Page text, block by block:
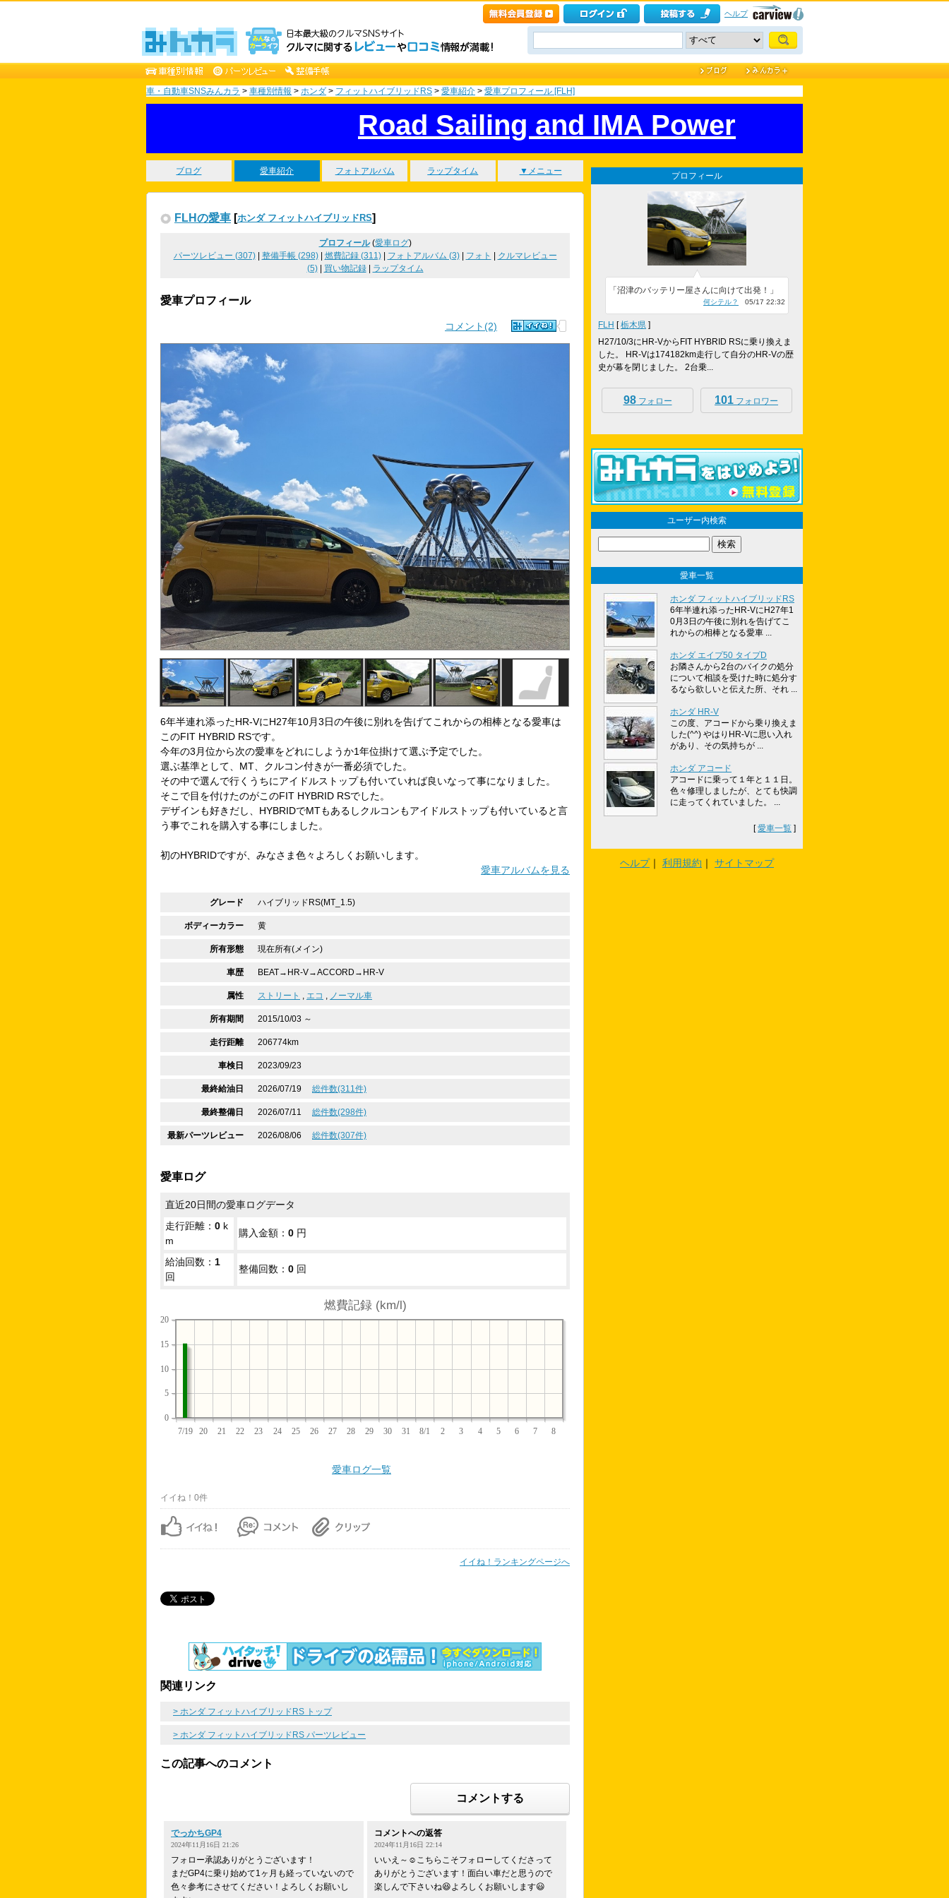
ヘルプ
車・自動車SNSみんカラ > 車種別情報 > ホンダ > フィットハイブリッドRS > 愛車紹介 > 愛車プロフィール [FLH]
Road Sailing and IMA Power
ブログ 愛車紹介 フォトアルバム ラップタイム ▼メニュー
FLHの愛車 [ホンダ フィットハイブリッドRS]
プロフィール(愛車ログ)
パーツレビュー (307)| 整備手帳 (298)| 燃費記録 (311)| フォトアルバム (3)| フォト
クルマレビュー
(5)| 買い物記録| ラップタイム
愛車プロフィール
コメント(2)
6年半連れ添ったHR-VにH27年10月3日の午後に別れを告げてこれからの相棒となる愛車は
このFIT HYBRID RSです。
今年の3月位から次の愛車をどれにしようか1年位掛けて選ぶ予定でした。
選ぶ基準として、MT、クルコン付きが一番必須でした。
その中で選んで行くうちにアイドルストップも付いていれば良いなって事になりました。
そこで目を付けたのがこのFIT HYBRID RSでした。
デザインも好きだし、HYBRIDでMTもあるしクルコンもアイドルストップも付いていると言
う事でこれを購入する事にしました。
初のHYBRIDですが、みなさま色々よろしくお願いします。
愛車アルバムを見る
グレード ハイブリッドRS(MT_1.5)
ボディーカラー 黄
所有形態 現在所有(メイン)
車歴 BEAT→HR-V→ACCORD→HR-V
属性 ストリート , エコ , ノーマル車
所有期間 2015/10/03 ～
走行距離 206774km
車検日 2023/09/23
最終給油日 2026/07/19 総件数(311件)
最終整備日 2026/07/11 総件数(298件)
最新パーツレビュー 2026/08/06 総件数(307件)
愛車ログ
直近20日間の愛車ログデータ
走行距離： 0 k
m
購入金額： 0 円
給油回数： 1
回
整備回数： 0 回
燃費記録 (km/l)
7/19 20 21 22 23 24 25 26 27 28 29 30 31 8/1 2 3 4 5 6 7 8
0
5
10
15
20
愛車ログ一覧
イイね！0件
イイね！ランキングページへ
関連リンク
> ホンダ フィットハイブリッドRS トップ
> ホンダ フィットハイブリッドRS パーツレビュー
この記事へのコメント
コメントする
でっかちGP4
2024年11月16日 21:26
フォロー承認ありがとうございます！
まだGP4に乗り始めて1ヶ月も経っていないので
色々参考にさせてください！よろしくお願いし
コメントへの返答
2024年11月16日 22:14
いいえ～☺️こちらこそフォローしてくださって
ありがとうございます！面白い車だと思うので
楽しんで下さいね😆よろしくお願いします😃
プロフィール
「沼津のバッテリー屋さんに向けて出発！」
何シテル？ 05/17 22:32
FLH [栃木県 ]
H27/10/3にHR-VからFIT HYBRID RSに乗り換えま
した。 HR-Vは174182km走行して自分のHR-Vの歴
史が幕を閉じました。 2台乗...
98フォロー 101 フォロワー
ユーザー内検索
愛車一覧
ホンダ フィットハイブリッドRS
6年半連れ添ったHR-VにH27年1
0月3日の午後に別れを告げてこ
れからの相棒となる愛車 ...
ホンダ エイプ50 タイプD
お隣さんから2台のバイクの処分
について相談を受けた時に処分す
るなら欲しいと伝えた所、それ ...
ホンダ HR-V
この度、アコードから乗り換えま
した(^^) やはりHR-Vに思い入れ
があり、その気持ちが ...
ホンダ アコード
アコードに乗って１年と１１日。
色々修理しましたが、とても快調
に走ってくれていました。 ...
[愛車一覧 ]
ヘルプ｜ 利用規約 ｜ サイトマップ